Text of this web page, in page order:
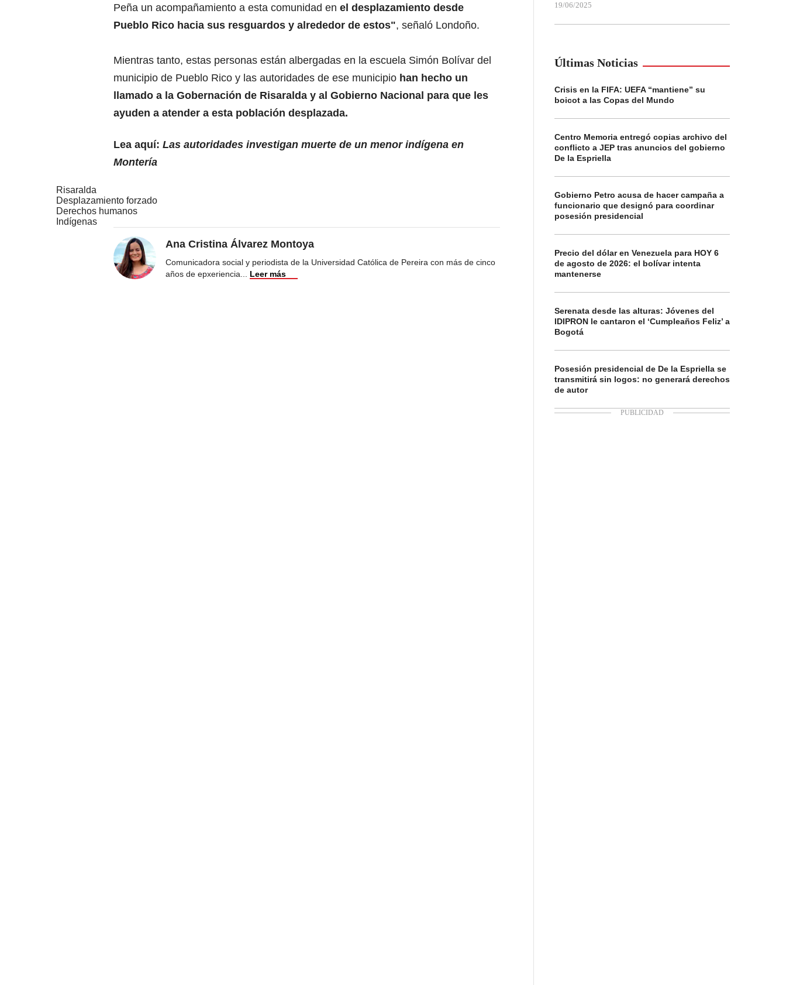
Peña un acompañamiento a esta comunidad en el desplazamiento desde
Pueblo Rico hacia sus resguardos y alrededor de estos", señaló Londoño.
Mientras tanto, estas personas están albergadas en la escuela Simón Bolívar del
municipio de Pueblo Rico y las autoridades de ese municipio han hecho un
llamado a la Gobernación de Risaralda y al Gobierno Nacional para que les
ayuden a atender a esta población desplazada.
Lea aquí: Las autoridades investigan muerte de un menor indígena en
Montería
Risaralda
Desplazamiento forzado
Derechos humanos
Indígenas
Ana Cristina Álvarez Montoya
Comunicadora social y periodista de la Universidad Católica de Pereira con más de cinco
años de epxeriencia
Leer más
19/06/2025
Últimas Noticias
Crisis en la FIFA: UEFA “mantiene” su
boicot a las Copas del Mundo
Centro Memoria entregó copias archivo del
conflicto a JEP tras anuncios del gobierno
De la Espriella
Gobierno Petro acusa de hacer campaña a
funcionario que designó para coordinar
posesión presidencial
Precio del dólar en Venezuela para HOY 6
de agosto de 2026: el bolívar intenta
mantenerse
Serenata desde las alturas: Jóvenes del
IDIPRON le cantaron el ‘Cumpleaños Feliz’ a
Bogotá
Posesión presidencial de De la Espriella se
transmitirá sin logos: no generará derechos
de autor